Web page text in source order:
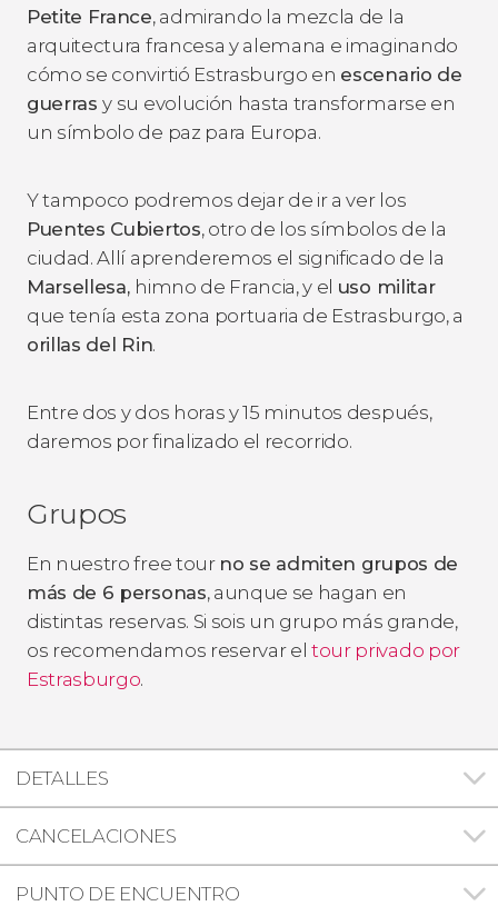
Petite France, admirando la mezcla de la
arquitectura francesa y alemana e imaginando
cómo se convirtió Estrasburgo en escenario de
guerrasy su evolución hasta transformarse en
un símbolo de paz para Europa.
Y tampoco podremos dejar de ir a ver los
Puentes Cubiertos, otro de los símbolos de la
ciudad. Allí aprenderemos el significado de la
Marsellesa, himno de Francia, y el uso militar
que tenía esta zona portuaria de Estrasburgo, a
orillas del Rin.
Entre dos y dos horas y 15 minutos después,
daremos por finalizado el recorrido.
Grupos
En nuestro free tour no se admiten grupos de
más de 6 personas, aunque se hagan en
distintas reservas. Si sois un grupo más grande,
os recomendamos reservar eltour privado por
Estrasburgo.
DETALLES
CANCELACIONES
PUNTO DE ENCUENTRO